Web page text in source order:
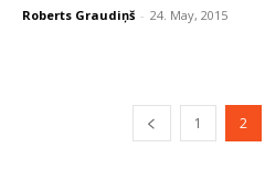
Roberts Graudiņš - 24. May, 2015
1 2